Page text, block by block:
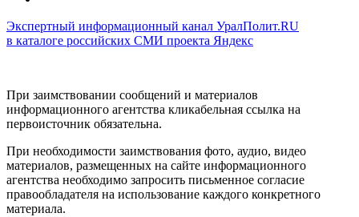
Экспертный информационный канал УралПолит.RU
в каталоге российских СМИ проекта Яндекс
При заимствовании сообщений и материалов
информационного агентства кликабельная ссылка на
первоисточник обязательна.
При необходимости заимствования фото, аудио, видео
материалов, размещенных на сайте информационного
агентства необходимо запросить письменное согласие
правообладателя на использование каждого конкретного
материала.